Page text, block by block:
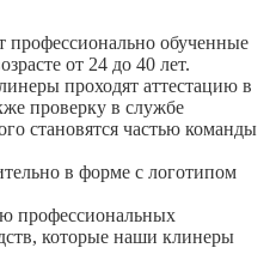
профессионально обученные
от 24 до 40 лет.
проходят аттестацию в
проверку в службе
становятся частью команды
в форме с логотипом
профессиональных
которые наши клинеры